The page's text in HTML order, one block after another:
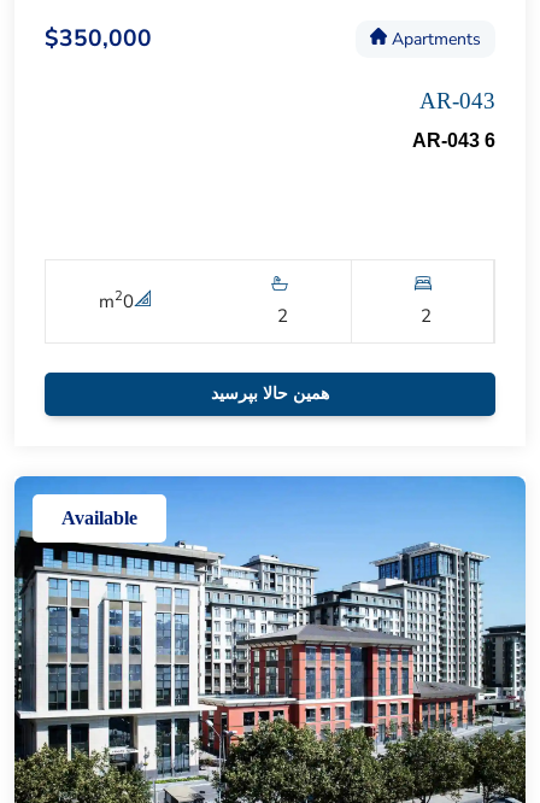
Apartments
$350,000
AR-043
AR-043 6
2
2
0
m2
همین حالا بپرسید
Available